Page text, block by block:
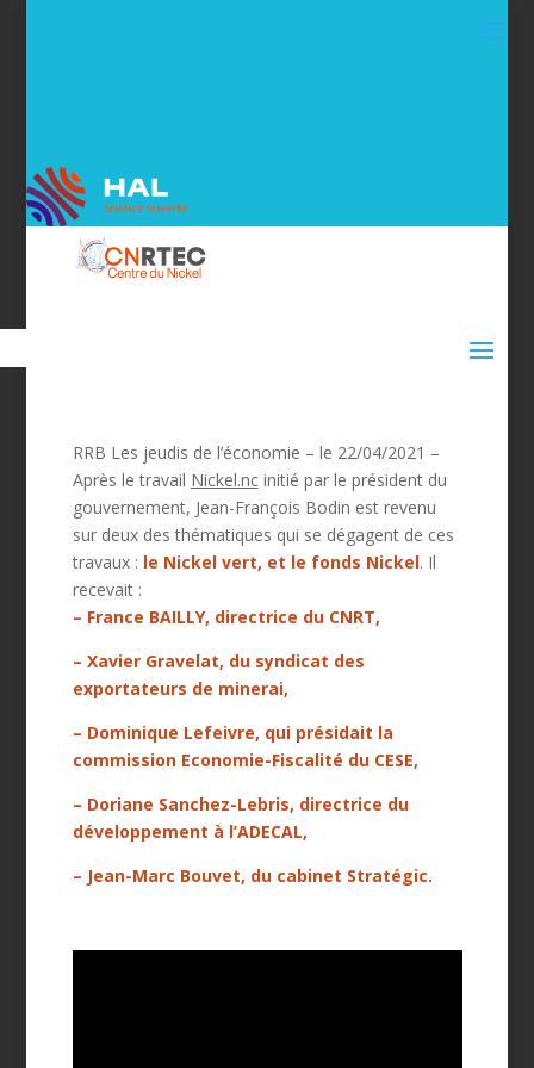
RRB Les jeudis de l’économie – le 22/04/2021 –
Après le travail Nickel.ncinitié par le président du
gouvernement, Jean-François Bodin est revenu
sur deux des thématiques qui se dégagent de ces
travaux : le Nickel vert, et le fonds Nickel. Il
recevait :
– France BAILLY, directrice du CNRT,
– Xavier Gravelat, du syndicat des
exportateurs de minerai,
– Dominique Lefeivre, qui présidait la
commission Economie-Fiscalité du CESE,
– Doriane Sanchez-Lebris, directrice du
développement à l’ADECAL,
– Jean-Marc Bouvet, du cabinet Stratégic.